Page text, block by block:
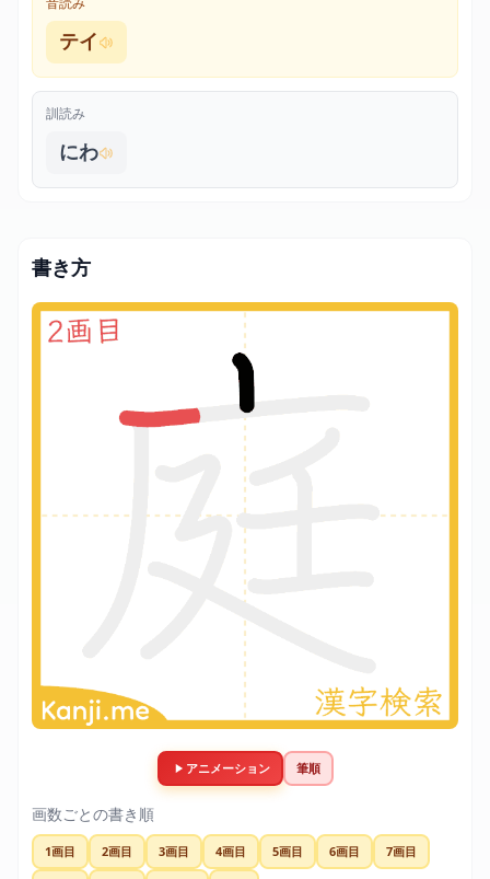
テイ
訓読み
にわ
書き方
アニメーション 筆順
画数ごとの書き順
1画目 2画目 3画目 4画目 5画目 6画目 7画目